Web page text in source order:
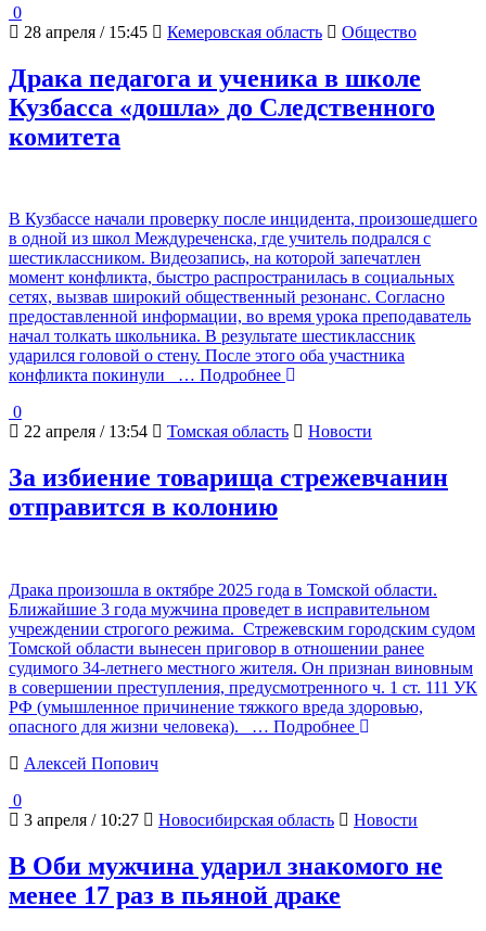
0
28 апреля / 15:45
Кемеровская область Общество
Драка педагога и ученика в школе
Кузбасса «дошла» до Следственного
комитета
В Кузбассе начали проверку после инцидента, произошедшего
в одной из школ Междуреченска, где учитель подрался с
шестиклассником. Видеозапись, на которой запечатлен
момент конфликта, быстро распространилась в социальных
сетях, вызвав широкий общественный резонанс. Согласно
предоставленной информации, во время урока преподаватель
начал толкать школьника. В результате шестиклассник
ударился головой о стену. После этого оба участника
конфликта покинули
… Подробнее
0
22 апреля / 13:54
Томская область Новости
За избиение товарища стрежевчанин
отправится в колонию
Драка произошла в октябре 2025 года в Томской области.
Ближайшие 3 года мужчина проведет в исправительном
учреждении строгого режима. Стрежевским городским судом
Томской области вынесен приговор в отношении ранее
судимого 34-летнего местного жителя. Он признан виновным
в совершении преступления, предусмотренного ч. 1 ст. 111 УК
РФ (умышленное причинение тяжкого вреда здоровью,
опасного для жизни человека).
… Подробнее
Алексей Попович
0
3 апреля / 10:27
Новосибирская область Новости
В Оби мужчина ударил знакомого не
менее 17 раз в пьяной драке